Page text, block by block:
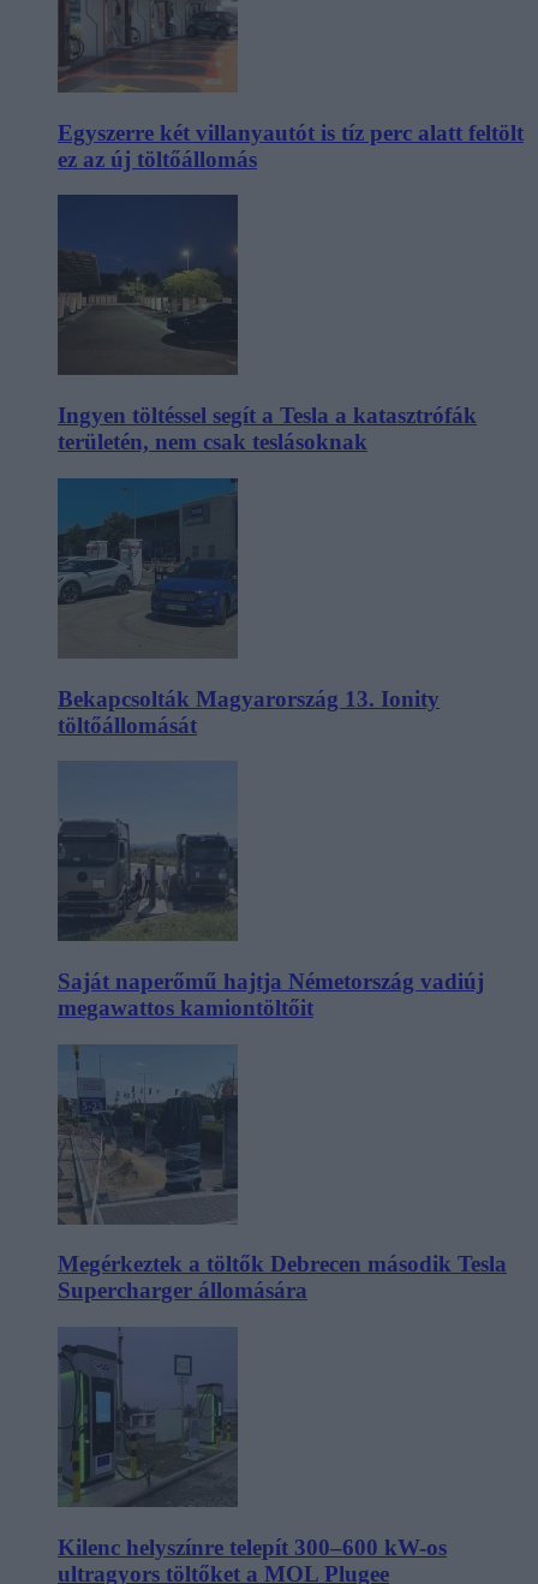
Egyszerre két villanyautót is tíz perc alatt feltölt
ez az új töltőállomás
Ingyen töltéssel segít a Tesla a katasztrófák
területén, nem csak teslásoknak
Bekapcsolták Magyarország 13. Ionity
töltőállomását
Saját naperőmű hajtja Németország vadiúj
megawattos kamiontöltőit
Megérkeztek a töltők Debrecen második Tesla
Supercharger állomására
Kilenc helyszínre telepít 300–600 kW-os
ultragyors töltőket a MOL Plugee